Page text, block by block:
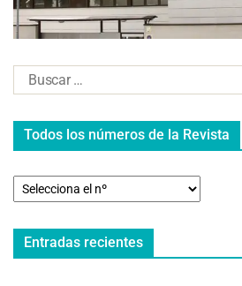
Todos los números de la Revista
Entradas recientes